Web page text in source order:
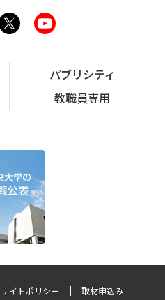
パブリシティ
教職員専用
サイトポリシー 取材申込み